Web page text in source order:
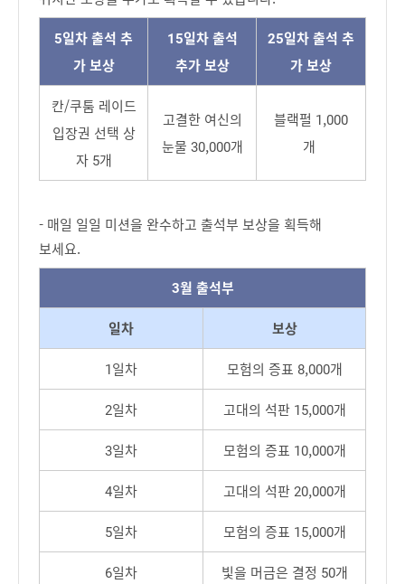
5일차 출석 추
가 보상
15일차 출석
추가 보상
25일차 출석 추
가 보상
칸/쿠툼 레이드
입장권 선택 상
자 5개
고결한 여신의
눈물 30,000개
블랙펄 1,000
개
- 매일 일일 미션을 완수하고 출석부 보상을 획득해
보세요.
3월 출석부
일차 보상
1일차 모험의 증표 8,000개
2일차 고대의 석판 15,000개
3일차 모험의 증표 10,000개
4일차 고대의 석판 20,000개
5일차 모험의 증표 15,000개
6일차 빛을 머금은 결정 50개